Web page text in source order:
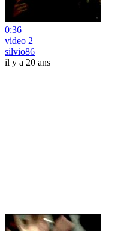
0:36
video 2
silvio86
il y a 20 ans